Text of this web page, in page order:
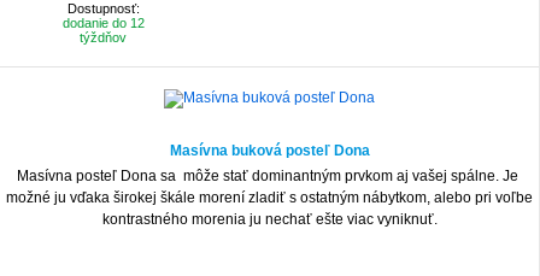
Dostupnosť:
dodanie do 12
týždňov
Masívna buková posteľ Dona
Masívna posteľ Dona sa môže stať dominantným prvkom aj vašej spálne. Je
možné ju vďaka širokej škále morení zladiť s ostatným nábytkom, alebo pri voľbe
kontrastného morenia ju nechať ešte viac vyniknuť.